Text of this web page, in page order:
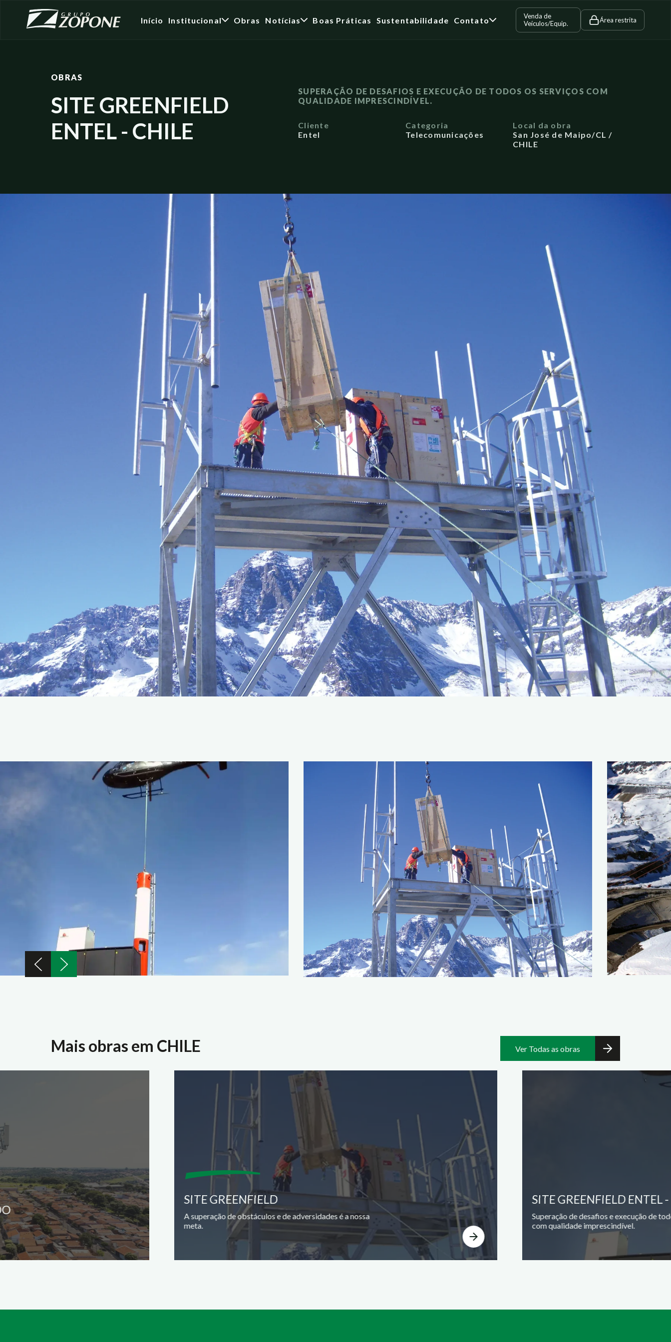
Início Institucional Obras Notícias Boas Práticas Sustentabilidade Contato
Venda de
Veículos/Equip.
Área restrita
OBRAS
SITE GREENFIELD
ENTEL - CHILE
SUPERAÇÃO DE DESAFIOS E EXECUÇÃO DE TODOS OS SERVIÇOS COM
QUALIDADE IMPRESCINDÍVEL.
Cliente
Entel
Categoria
Telecomunicações
Local da obra
San José de Maipo/CL /
CHILE
Mais obras em CHILE Ver Todas as obras
SITE GREENFIELD
A superação de obstáculos e de adversidades é a nossa
meta.
SITE GREENFIELD ENTEL
Superação de desafios e execução de
com qualidade imprescindível.